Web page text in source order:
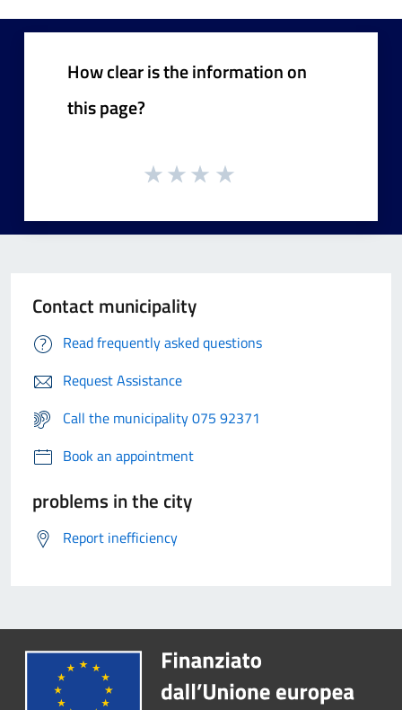
How clear is the information on
this page?
Contact municipality
Read frequently asked questions
Request Assistance
Call the municipality 075 92371
Book an appointment
problems in the city
Report inefficiency